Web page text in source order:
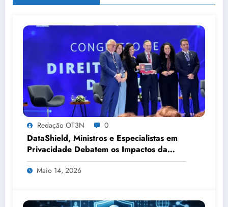
Redação OT3N 0
DataShield, Ministros e Especialistas em
Privacidade Debatem os Impactos da
Tecnologia, IA e Proteção de Dados no
Congresso de Direito Digital da OAB
Maio 14, 2026